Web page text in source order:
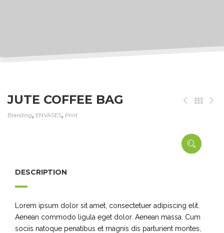
JUTE COFFEE BAG
Branding, ENVASES, Print
DESCRIPTION
Lorem ipsum dolor sit amet, consectetuer adipiscing elit.
Aenean commodo ligula eget dolor. Aenean massa. Cum
sociis natoque penatibus et magnis dis parturient montes,